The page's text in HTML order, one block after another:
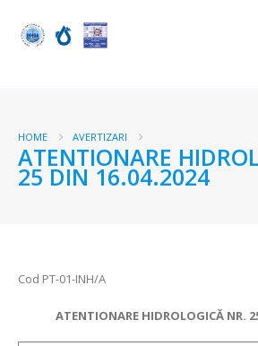
HOME AVERTIZARI
ATENTIONARE
25 DIN 16.04.2024
Cod PT-01-INH/A
ATENTIONARE HIDROLOGICĂ NR.